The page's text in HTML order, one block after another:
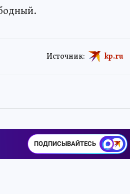
Источник: kp.ru
ПОДПИСЫВАЙТЕСЬ